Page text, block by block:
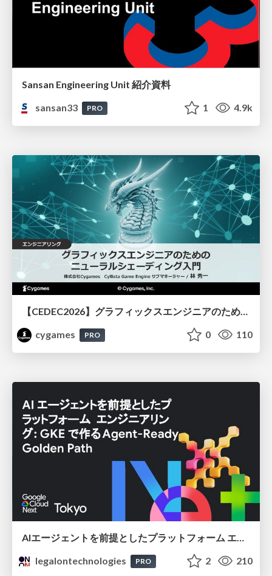
Sansan Engineering Unit 紹介資料
sansan33
PRO 1 4.9k
cygames
PRO 0 110
AIエージェントを前提としたプラットフォーム エンジニアリング：GKEで作るAgent-Ready Golden Path
legalontechnologies
PRO 2 210